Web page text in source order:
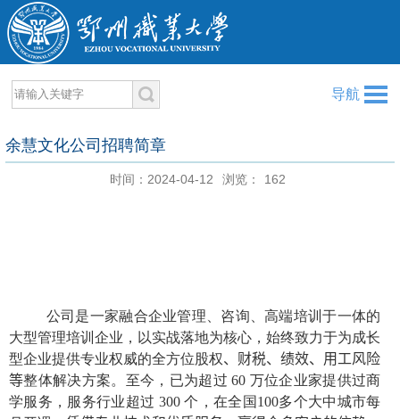
导航
余慧文化公司招聘简章
时间：2024-04-12 浏览： 162
公司是一家融合企业管理、咨询、高端培训于一体的
大型管理培训企业，以实战落地为核心，始终致力于为成长
型企业提供专业权威的全方位股权、 财税、绩效、用工风险
等整体解决方案。至今，已为超过 60 万位企业家提供过商
学服务，服务行业超过 300个，在全国 100多个大中城市每